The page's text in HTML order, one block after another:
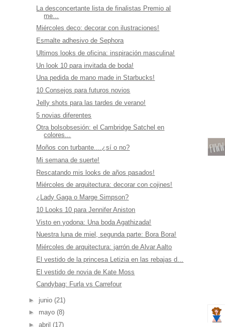
La desconcertante lista de finalistas Premio al
me...
Miércoles deco: decorar con ilustraciones!
Esmalte adhesivo de Sephora
Ultimos looks de oficina: inspiración masculina!
Un look 10 para invitada de boda!
Una pedida de mano made in Starbucks!
10 Consejos para futuros novios
Jelly shots para las tardes de verano!
5 novias diferentes
Otra bolsobsesión: el Cambridge Satchel en
colores...
Moños con turbante....¿sí o no?
Mi semana de suerte!
Rescatando mis looks de años pasados!
Miércoles de arquitectura: decorar con cojines!
¿Lady Gaga o Marge Simpson?
10 Looks 10 para Jennifer Aniston
Visto en yodona: Una boda Agathizada!
Nuestra luna de miel, segunda parte: Bora Bora!
Miércoles de arquitectura: jarrón de Alvar Aalto
El vestido de la princesa Letizia en las rebajas d...
El vestido de novia de Kate Moss
Candybag: Furla vs Carrefour
► junio (21)
► mayo (8)
► abril (17)